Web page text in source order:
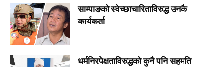
साम्पाङको स्वेच्छाचारिताविरुद्ध उनकै
कार्यकर्ता
धर्मनिरपेक्षताविरुद्धको कुनै पनि सहमति